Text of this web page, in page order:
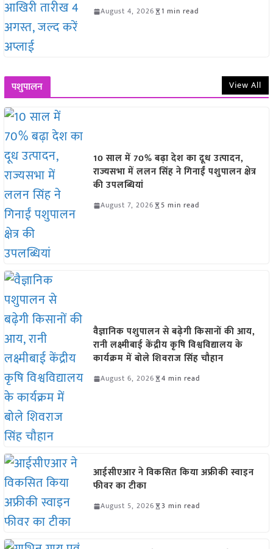
August 4, 2026 1 min read
पशुपालन View All
10 साल में 70% बढ़ा देश का दूध उत्पादन,
राज्यसभा में ललन सिंह ने गिनाईं पशुपालन क्षेत्र
की उपलब्धियां
August 7, 2026 5 min read
वैज्ञानिक पशुपालन से बढ़ेगी किसानों की आय,
रानी लक्ष्मीबाई केंद्रीय कृषि विश्वविद्यालय के
कार्यक्रम में बोले शिवराज सिंह चौहान
August 6, 2026 4 min read
आईसीएआर ने विकसित किया अफ्रीकी स्वाइन
फीवर का टीका
August 5, 2026 3 min read